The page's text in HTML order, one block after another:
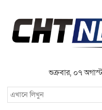
শুক্রবার, ০৭